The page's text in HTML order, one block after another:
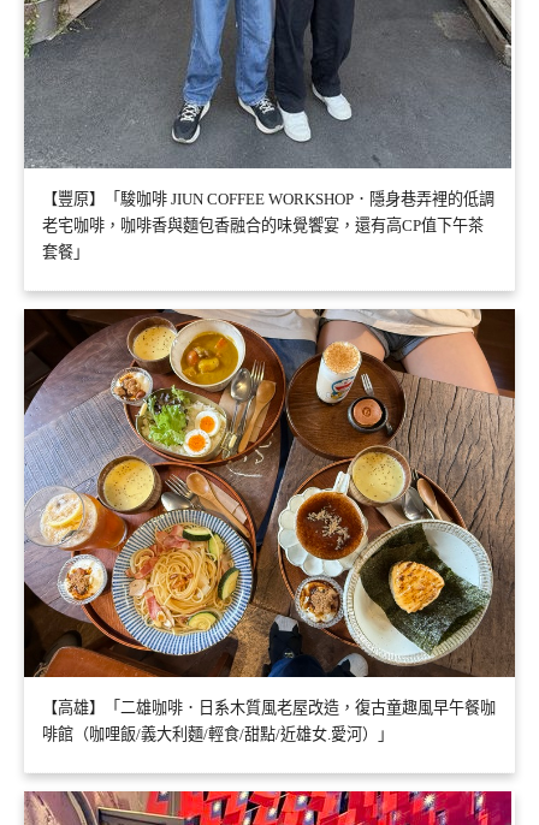
【豐原】「駿咖啡 JIUN COFFEE WORKSHOP．隱身巷弄裡的低調
老宅咖啡，咖啡香與麵包香融合的味覺饗宴，還有高CP值下午茶
套餐」
【高雄】「二雄咖啡．日系木質風老屋改造，復古童趣風早午餐咖
啡館（咖哩飯/義大利麵/輕食/甜點/近雄女.愛河）」